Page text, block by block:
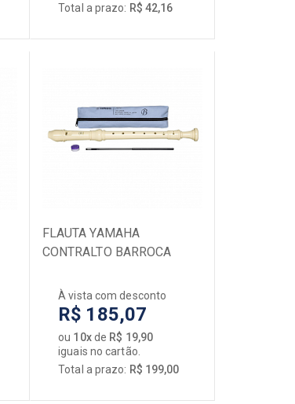
Total a prazo: R$ 42,16
FLAUTA YAMAHA
CONTRALTO BARROCA
À vista com desconto
R$ 185,07
ou 10xde R$ 19,90
iguais no cartão.
Total a prazo: R$ 199,00